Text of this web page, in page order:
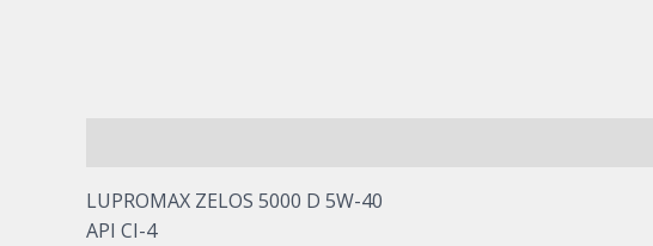
LUPROMAX ZELOS 5000 D 5W-40
API CI-4